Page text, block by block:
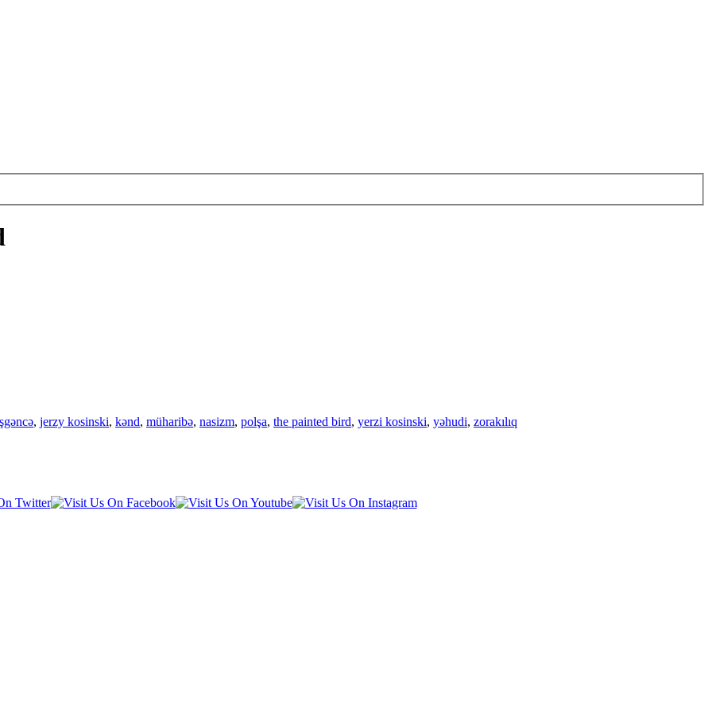
, jerzy kosinski, kənd, müharibə, nasizm, polşa, the painted bird, yerzi kosinski, yəhudi, zorakılıq